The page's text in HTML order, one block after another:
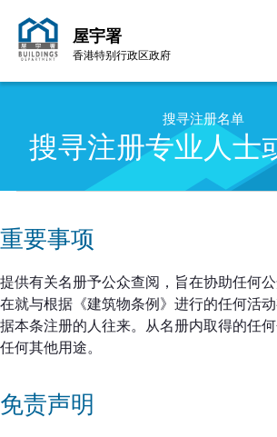
屋宇署
香港特别行政区政府
搜寻注册名单
搜寻注册专业人士
重要事项
提供有关名册予公众查阅，旨在协助任何
在就与根据《建筑物条例》进行的任何活
据本条注册的人往来。从名册内取得的任
任何其他用途。
免责声明